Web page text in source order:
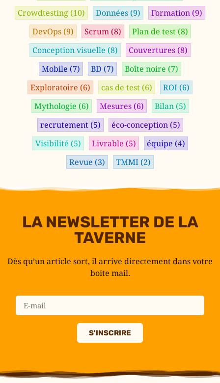
Crowdtesting (10) Données (9) Formation (9)
DevOps (9) Scrum (8) Plan de test (8)
Conception visuelle (8) Couvertures (8)
Mobile (7) BD (7) Boîte noire (7)
Exploratoire (6) cas de test (6) ROI (6)
Mythologie (6) Mesures (6) Bilan (5)
recrutement (5) éco-conception (5)
Visibilité (5) Livrable (5) équipe (4)
Revue (3) TMMI (2)
LA NEWSLETTER DE LA
TAVERNE
Dès qu’un article sort, il arrive directement dans votre
boite mail.
S'INSCRIRE